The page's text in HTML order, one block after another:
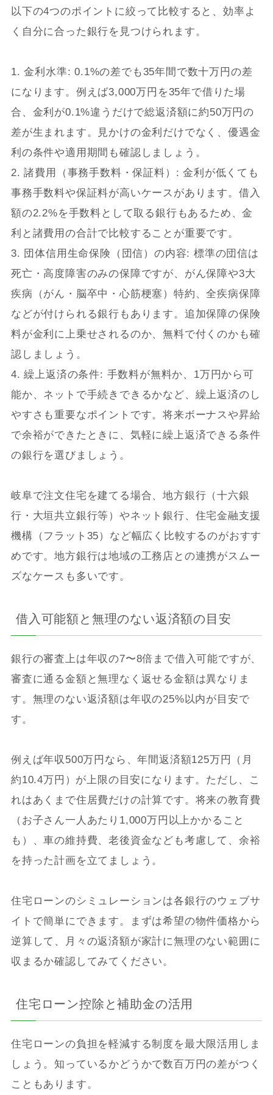
以下の4つのポイントに絞って比較すると、効率よ
く自分に合った銀行を見つけられます。
1. 金利水準: 0.1%の差でも35年間で数十万円の差
になります。例えば3,000万円を35年で借りた場
合、金利が0.1%違うだけで総返済額に約50万円の
差が生まれます。見かけの金利だけでなく、優遇金
利の条件や適用期間も確認しましょう。
2. 諸費用（事務手数料・保証料）: 金利が低くても
事務手数料や保証料が高いケースがあります。借入
額の2.2%を手数料として取る銀行もあるため、金
利と諸費用の合計で比較することが重要です。
3. 団体信用生命保険（団信）の内容: 標準の団信は
死亡・高度障害のみの保障ですが、がん保障や3大
疾病（がん・脳卒中・心筋梗塞）特約、全疾病保障
などが付けられる銀行もあります。追加保障の保険
料が金利に上乗せされるのか、無料で付くのかも確
認しましょう。
4. 繰上返済の条件: 手数料が無料か、1万円から可
能か、ネットで手続きできるかなど、繰上返済のし
やすさも重要なポイントです。将来ボーナスや昇給
で余裕ができたときに、気軽に繰上返済できる条件
の銀行を選びましょう。
岐阜で注文住宅を建てる場合、地方銀行（十六銀
行・大垣共立銀行等）やネット銀行、住宅金融支援
機構（フラット35）など幅広く比較するのがおすす
めです。地方銀行は地域の工務店との連携がスムー
ズなケースも多いです。
借入可能額と無理のない返済額の目安
銀行の審査上は年収の7〜8倍まで借入可能ですが、
審査に通る金額と無理なく返せる金額は異なりま
す。無理のない返済額は年収の25%以内が目安で
す。
例えば年収500万円なら、年間返済額125万円（月
約10.4万円）が上限の目安になります。ただし、こ
れはあくまで住居費だけの計算です。将来の教育費
（お子さん一人あたり1,000万円以上かかること
も）、車の維持費、老後資金なども考慮して、余裕
を持った計画を立てましょう。
住宅ローンのシミュレーションは各銀行のウェブサ
イトで簡単にできます。まずは希望の物件価格から
逆算して、月々の返済額が家計に無理のない範囲に
収まるか確認してみてください。
住宅ローン控除と補助金の活用
住宅ローンの負担を軽減する制度を最大限活用しま
しょう。知っているかどうかで数百万円の差がつく
こともあります。